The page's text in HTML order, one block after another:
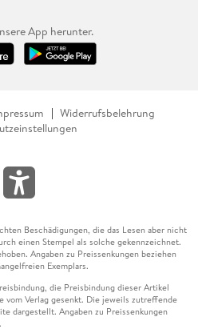
App herunter.
Widerrufsbelehrung
Beschädigungen, die das Lesen aber nicht
einen Stempel als solche gekennzeichnet.
Angaben zu Preissenkungen beziehen
Exemplars.
die Preisbindung dieser Artikel
vom Verlag gesenkt. Die jeweils zutreffende
dargestellt. Angaben zu Preissenkungen